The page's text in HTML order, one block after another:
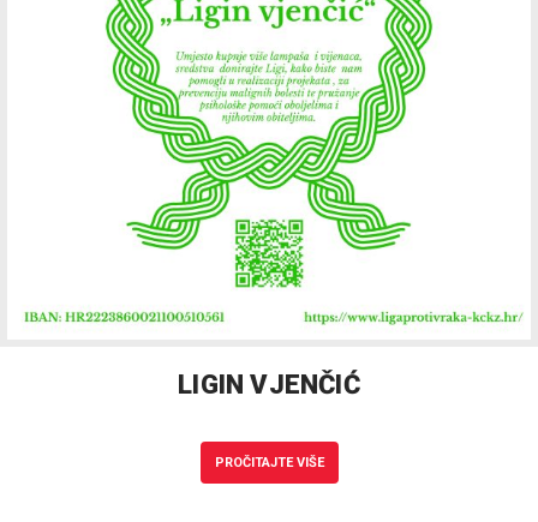
LIGIN VJENČIĆ
PROČITAJTE VIŠE